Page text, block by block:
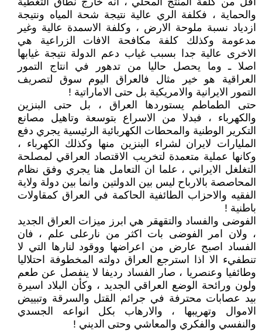
والحماية ، فكلفة الري عالية نتيجة شحة المياه ونتيجة
ازدياد نسبة ملوحة الارض ، وكلفة الاسمدة عالية وغير
مدعومة وكذلك كلفة مكافحة الافات الزراعية هي
الاخرى عالية جدا بسبب غياب دعم الدولة نتيجة غيابها
اصلا ـ وما يحصل حاليا من تدهور في انتاج التمور
العراقية هو خير مثال فالعراق اليوم سوق لتصريف
التمور الايرانية والامريكية بل حتى الاماراتية !
حتى الطماطم يستوردها العراق ، بل حتى البنزين
والكهرباء ، فبدلا من الاسراع بتوسعة وتاهيل مصانع
التكرير الوطنية والمحطات الكهربائية الرئيسية يجري دفع
المليارات لايران لشراء البنزين منها وكذلك الكهرباء ،
وكانها عملية متعمدة لتخريب الاقتصاد العراقي لمصلحة
التغلغل الايراني ، علما ان التعامل هنا يجري وفق نظام
المحاصصة بالارباح ليس بين الدولتين وانما بين دولة ولاية
الفقيه والاحزاب الطائفية الحاكمة في العراق كمقاولات
باطنية !
الفوضى والفساد والتقهقر هي ابرز ميزات العراق الجديد
، ولان امر الفوضى بات اكثر من نارعلى علم ، فان
الفساد اصبح عارض من اعراضها ووقود لنارها التي لا
تنطفيء الا اذا استرجع العراق دولته المخطوفة احتلاليا
وطائفيا وعنصريا ، صار الفساد رديفا لا ينفصل عن طعم
ولون ورائحة الوضع العراقي الجديد ، وكأن البلاد اسيرة
بيد عصابات محترفة في جرائم القتل والسرقة وتبييض
الاموال وتهريبها ، والارهاب بكل انواعه الجسدي
والنفسي والفكري والمعاشي وحتى الديني !